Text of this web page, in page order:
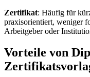
Zertifikat: Häufig für
praxisorientiert, weniger
Arbeitgeber oder
Vorteile von